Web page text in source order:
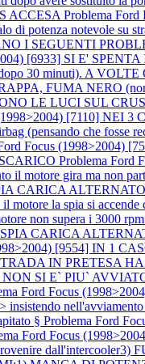
ACCESA Problema
di potenza notevole su
I SEGUENTI
[6933] SI E'
30 minuti). A
FUMA NERO
LE LUCI SUL
[7110] NEI
(pensando che fosse
Focus (1998>2004)
Problema Ford
motore gira ma non
CARICA
la spia si accende
non supera i 3000
CARICA
[9554] IN 1
IN PRETESA
NON SI E` PIU`
Ford Focus
insistendo
§ Problema Ford
Ford Focus
dall'intercooler3)